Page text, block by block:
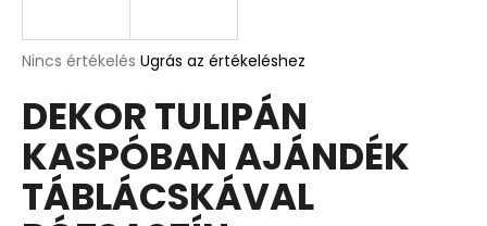
A
átlagos
értékelése
5-
ből
0,0
csillag.
Nincs értékelés Ugrás az értékeléshez
DEKOR TULIPÁN
KASPÓBAN AJÁNDÉK
TÁBLÁCSKÁVAL
A
á
n
j
u